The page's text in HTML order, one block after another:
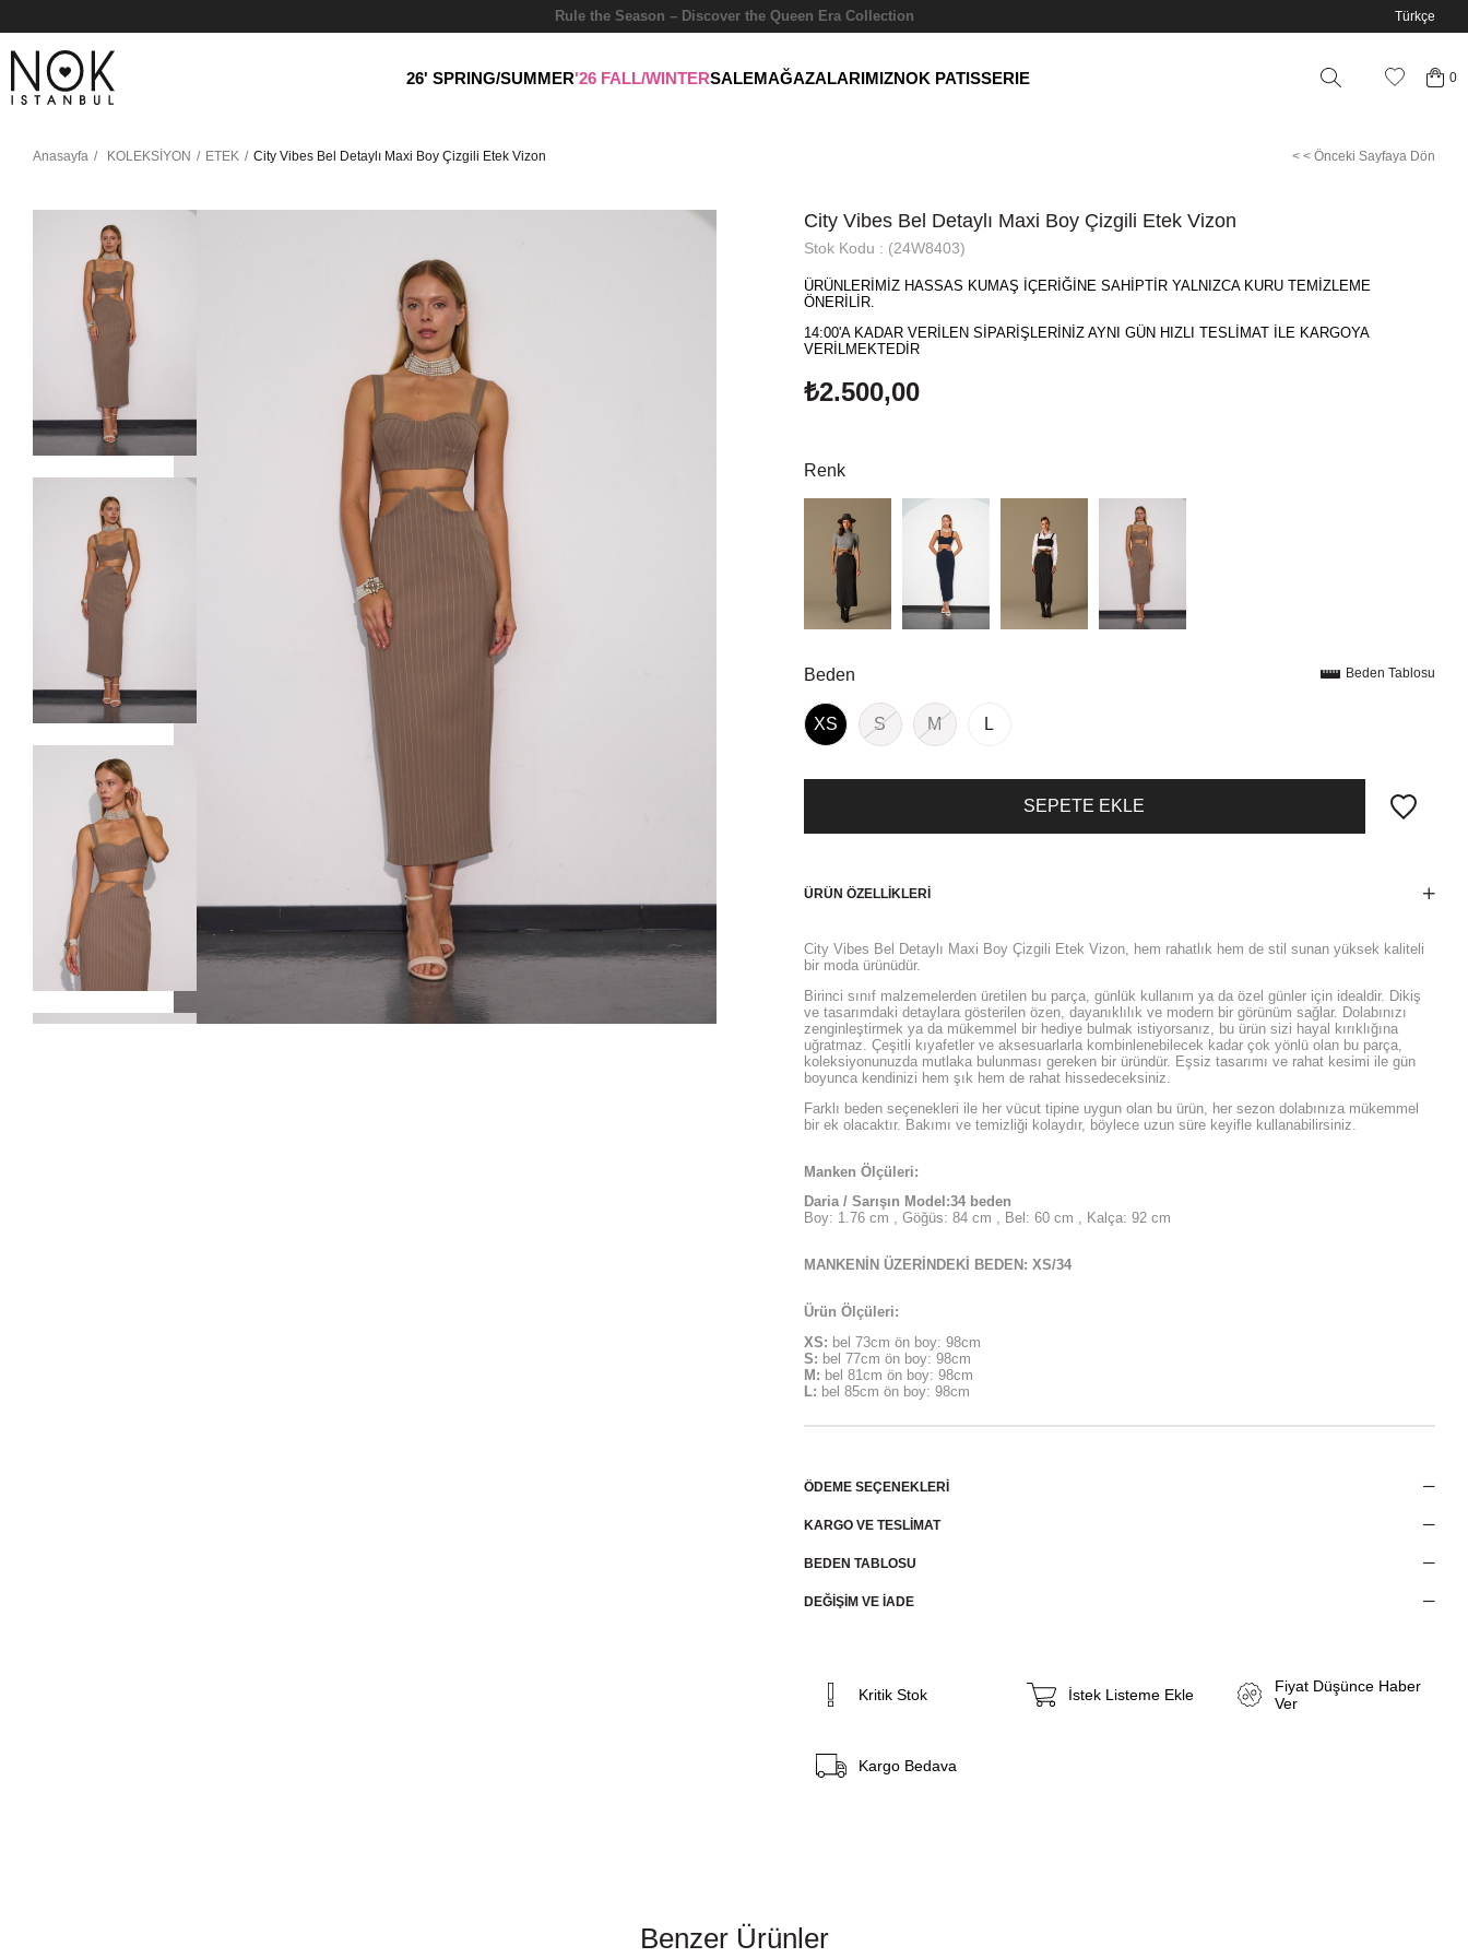
Rule the Season – Discover the Queen Era Collection Türkçe
26' SPRING/SUMMER'26 FALL/WINTERSALEMAĞAZALARIMIZNOK PATISSERIE 0
Anasayfa KOLEKSİYON ETEK City Vibes Bel Detaylı Maxi Boy Çizgili Etek Vizon < < Önceki Sayfaya Dön
City Vibes Bel Detaylı Maxi Boy Çizgili Etek Vizon
Stok Kodu (24W8403)
ÜRÜNLERİMİZ HASSAS KUMAŞ İÇERİĞİNE SAHİPTİR YALNIZCA KURU TEMİZLEME
ÖNERİLİR.
14:00'A KADAR VERİLEN SİPARİŞLERİNİZ AYNI GÜN HIZLI TESLİMAT İLE KARGOYA
VERİLMEKTEDİR
₺2.500,00
Renk
Beden
XS S M L
Beden Tablosu
ÜRÜN ÖZELLIKLERI
City Vibes Bel Detaylı Maxi Boy Çizgili Etek Vizon, hem rahatlık hem de stil sunan yüksek kaliteli
bir moda ürünüdür.
Birinci sınıf malzemelerden üretilen bu parça, günlük kullanım ya da özel günler için idealdir. Dikiş
ve tasarımdaki detaylara gösterilen özen, dayanıklılık ve modern bir görünüm sağlar. Dolabınızı
zenginleştirmek ya da mükemmel bir hediye bulmak istiyorsanız, bu ürün sizi hayal kırıklığına
uğratmaz. Çeşitli kıyafetler ve aksesuarlarla kombinlenebilecek kadar çok yönlü olan bu parça,
koleksiyonunuzda mutlaka bulunması gereken bir üründür. Eşsiz tasarımı ve rahat kesimi ile gün
boyunca kendinizi hem şık hem de rahat hissedeceksiniz.
Farklı beden seçenekleri ile her vücut tipine uygun olan bu ürün, her sezon dolabınıza mükemmel
bir ek olacaktır. Bakımı ve temizliği kolaydır, böylece uzun süre keyifle kullanabilirsiniz.
Manken Ölçüleri:
Daria / Sarışın Model:34 beden
Boy: 1.76 cm , Göğüs: 84 cm , Bel: 60 cm , Kalça: 92 cm
MANKENİN ÜZERİNDEKİ BEDEN: XS/34
Ürün Ölçüleri:
XS: bel 73cm ön boy: 98cm
S: bel 77cm ön boy: 98cm
M: bel 81cm ön boy: 98cm
L: bel 85cm ön boy: 98cm
ÖDEME SEÇENEKLERI
KARGO VE TESLİMAT
BEDEN TABLOSU
DEĞİŞİM VE İADE
Kritik Stok İstek Listeme Ekle
Fiyat Düşünce Haber
Ver
Kargo Bedava
Benzer Ürünler